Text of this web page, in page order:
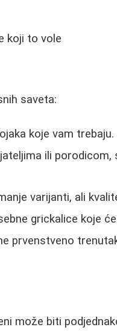
koji to vole
saveta:
koje vam trebaju.
ili porodicom,
varijanti, ali
grickalice koje
prvenstveno
može biti